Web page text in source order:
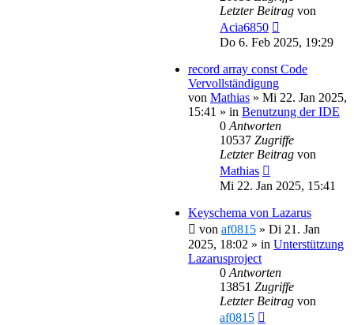
Letzter Beitrag von
Acia6850
Do 6. Feb 2025, 19:29
record array const Code
Vervollständigung
von Mathias » Mi 22. Jan 2025,
15:41 » in Benutzung der IDE
0 Antworten
10537 Zugriffe
Letzter Beitrag von
Mathias
Mi 22. Jan 2025, 15:41
Keyschema von Lazarus
von af0815 » Di 21. Jan
2025, 18:02 » in Unterstützung
Lazarusproject
0 Antworten
13851 Zugriffe
Letzter Beitrag von
af0815